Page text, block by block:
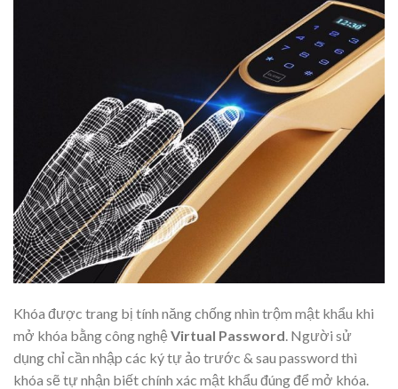
Khóa được trang bị tính năng chống nhìn trộm mật khẩu khi
mở khóa bằng công nghệ Virtual Password. Người sử
dụng chỉ cần nhập các ký tự ảo trước & sau password thì
khóa sẽ tự nhận biết chính xác mật khẩu đúng để mở khóa.